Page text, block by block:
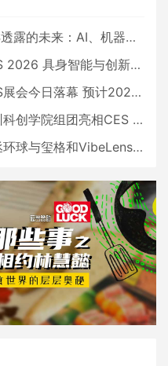
的未来：AI、机器人与智能生活大爆发
具身智能与创新领域 中国公司大放异彩
今日落幕 预计2026行业收入将超五千亿美元
创学院组团亮相CES 广受好评
与玺格和VibeLens共同推出全新耳机